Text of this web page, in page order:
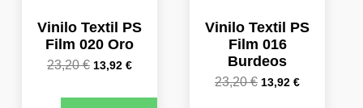
Vinilo Textil PS
Film 020 Oro
23,20€ 13,92 €
Vinilo Textil PS
Film 016
Burdeos
23,20€ 13,92€